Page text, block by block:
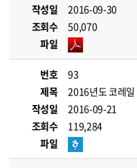
작성일
2016-09-30
조회수
50,070
파일
번호
93
제목
2016년도 코레일
작성일
2016-09-21
조회수
119,284
파일